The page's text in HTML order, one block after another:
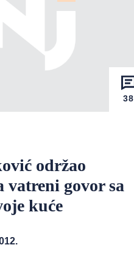
38
održao
vatreni govor sa
kuće